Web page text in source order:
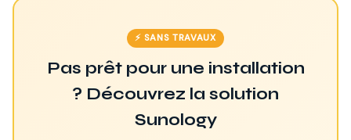
⚡ SANS TRAVAUX
Pas prêt pour une installation
? Découvrez la solution
Sunology